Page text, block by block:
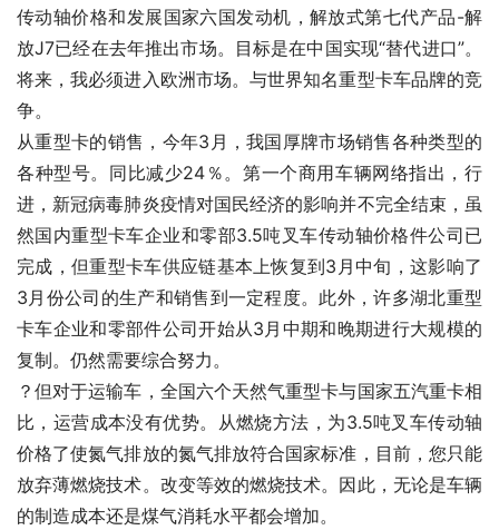
传动轴价格和发展国家六国发动机，解放式第七代产品-解
放J7已经在去年推出市场。目标是在中国实现“替代进口”。
将来，我必须进入欧洲市场。与世界知名重型卡车品牌的竞
争。
从重型卡的销售，今年3月，我国厚牌市场销售各种类型的
各种型号。同比减少24％。第一个商用车辆网络指出，行
进，新冠病毒肺炎疫情对国民经济的影响并不完全结束，虽
然国内重型卡车企业和零部3.5吨叉车传动轴价格件公司已
完成，但重型卡车供应链基本上恢复到3月中旬，这影响了
3月份公司的生产和销售到一定程度。此外，许多湖北重型
卡车企业和零部件公司开始从3月中期和晚期进行大规模的
复制。仍然需要综合努力。
？但对于运输车，全国六个天然气重型卡与国家五汽重卡相
比，运营成本没有优势。从燃烧方法，为3.5吨叉车传动轴
价格了使氮气排放的氮气排放符合国家标准，目前，您只能
放弃薄燃烧技术。改变等效的燃烧技术。因此，无论是车辆
的制造成本还是煤气消耗水平都会增加。